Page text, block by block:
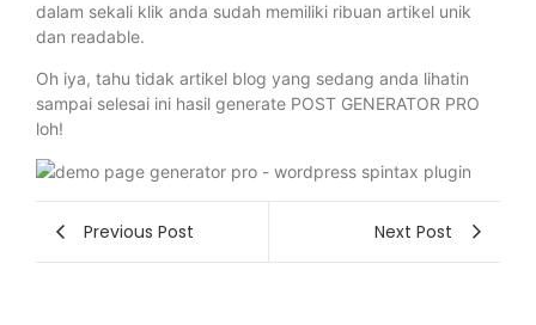
dalam sekali klik anda sudah memiliki ribuan artikel unik
dan readable.
Oh iya, tahu tidak artikel blog yang sedang anda lihatin
sampai selesai ini hasil generate POST GENERATOR PRO
loh!
Previous Post Next Post